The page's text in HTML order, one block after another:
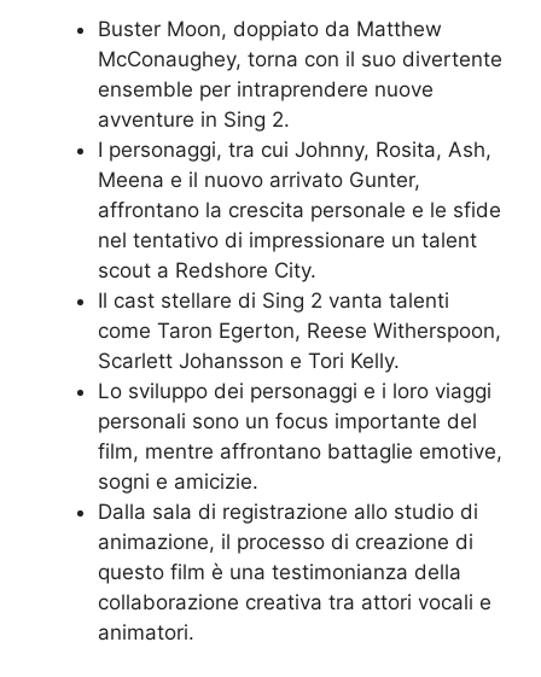
Buster Moon, doppiato da Matthew
McConaughey, torna con il suo divertente
ensemble per intraprendere nuove
avventure in Sing 2.
I personaggi, tra cui Johnny, Rosita, Ash,
Meena e il nuovo arrivato Gunter,
affrontano la crescita personale e le sfide
nel tentativo di impressionare un talent
scout a Redshore City.
Il cast stellare di Sing 2 vanta talenti
come Taron Egerton, Reese Witherspoon,
Scarlett Johansson e Tori Kelly.
Lo sviluppo dei personaggi e i loro viaggi
personali sono un focus importante del
film, mentre affrontano battaglie emotive,
sogni e amicizie.
Dalla sala di registrazione allo studio di
animazione, il processo di creazione di
questo film è una testimonianza della
collaborazione creativa tra attori vocali e
animatori.